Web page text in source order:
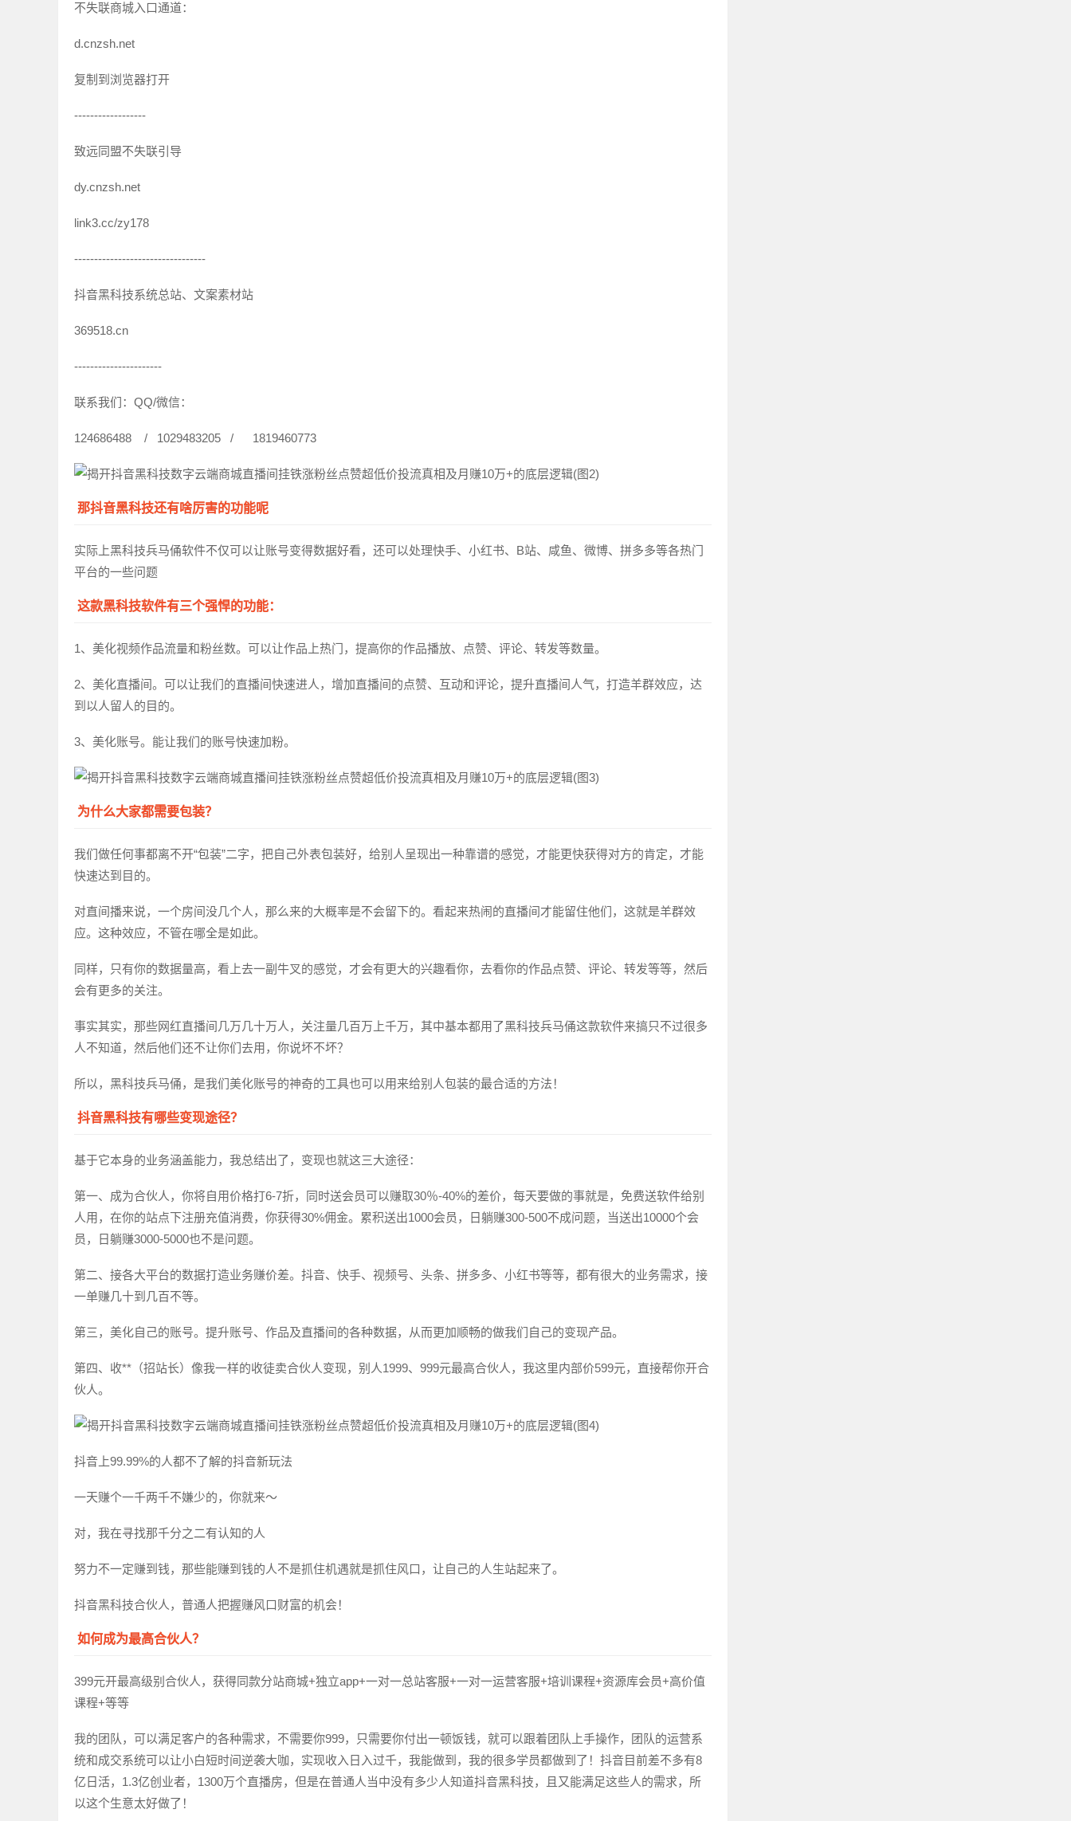
不失联商城入口通道：
d.cnzsh.net
复制到浏览器打开
------------------
致远同盟不失联引导
dy.cnzsh.net
link3.cc/zy178
---------------------------------
抖音黑科技系统总站、文案素材站
369518.cn
----------------------
联系我们：QQ/微信：
124686488 / 1029483205 / 1819460773
那抖音黑科技还有啥厉害的功能呢
实际上黑科技兵马俑软件不仅可以让账号变得数据好看，还可以处理快手、小红书、B站、咸鱼、微博、拼多多等各热门
平台的一些问题
这款黑科技软件有三个强悍的功能：
1、美化视频作品流量和粉丝数。可以让作品上热门，提高你的作品播放、点赞、评论、转发等数量。
2、美化直播间。可以让我们的直播间快速进人，增加直播间的点赞、互动和评论，提升直播间人气，打造羊群效应，达
到以人留人的目的。
3、美化账号。能让我们的账号快速加粉。
为什么大家都需要包装？
我们做任何事都离不开“包装”二字，把自己外表包装好，给别人呈现出一种靠谱的感觉，才能更快获得对方的肯定，才能
快速达到目的。
对直间播来说，一个房间没几个人，那么来的大概率是不会留下的。看起来热闹的直播间才能留住他们，这就是羊群效
应。这种效应，不管在哪全是如此。
同样，只有你的数据量高，看上去一副牛叉的感觉，才会有更大的兴趣看你，去看你的作品点赞、评论、转发等等，然后
会有更多的关注。
事实其实，那些网红直播间几万几十万人，关注量几百万上千万，其中基本都用了黑科技兵马俑这款软件来搞只不过很多
人不知道，然后他们还不让你们去用，你说坏不坏？
所以，黑科技兵马俑，是我们美化账号的神奇的工具也可以用来给别人包装的最合适的方法！
抖音黑科技有哪些变现途径？
基于它本身的业务涵盖能力，我总结出了，变现也就这三大途径：
第一、成为合伙人，你将自用价格打6-7折，同时送会员可以赚取30％-40%的差价，每天要做的事就是，免费送软件给别
人用，在你的站点下注册充值消费，你获得30%佣金。累积送出1000会员，日躺赚300-500不成问题，当送出10000个会
员，日躺赚3000-5000也不是问题。
第二、接各大平台的数据打造业务赚价差。抖音、快手、视频号、头条、拼多多、小红书等等，都有很大的业务需求，接
一单赚几十到几百不等。
第三，美化自己的账号。提升账号、作品及直播间的各种数据，从而更加顺畅的做我们自己的变现产品。
第四、收**（招站长）像我一样的收徒卖合伙人变现，别人1999、999元最高合伙人，我这里内部价599元，直接帮你开合
伙人。
抖音上99.99%的人都不了解的抖音新玩法
一天赚个一千两千不嫌少的，你就来～
对，我在寻找那千分之二有认知的人
努力不一定赚到钱，那些能赚到钱的人不是抓住机遇就是抓住风口，让自己的人生站起来了。
抖音黑科技合伙人，普通人把握赚风口财富的机会！
如何成为最高合伙人？
399元开最高级别合伙人，获得同款分站商城+独立app+一对一总站客服+一对一运营客服+培训课程+资源库会员+高价值
课程+等等
我的团队，可以满足客户的各种需求，不需要你999，只需要你付出一顿饭钱，就可以跟着团队上手操作，团队的运营系
统和成交系统可以让小白短时间逆袭大咖，实现收入日入过千，我能做到，我的很多学员都做到了！抖音目前差不多有8
亿日活，1.3亿创业者，1300万个直播房，但是在普通人当中没有多少人知道抖音黑科技，且又能满足这些人的需求，所
以这个生意太好做了！